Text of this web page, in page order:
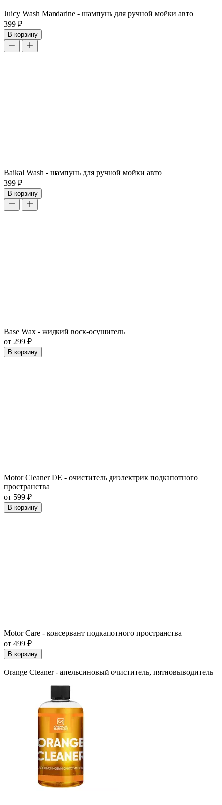
Juicy Wash Mandarine - шампунь для ручной мойки авто
399 ₽
В корзину
Baikal Wash - шампунь для ручной мойки авто
399 ₽
В корзину
Base Wax - жидкий воск-осушитель
от 299 ₽
В корзину
Motor Cleaner DE - очиститель диэлектрик подкапотного
пространства
от 599 ₽
В корзину
Motor Care - консервант подкапотного пространства
от 499 ₽
В корзину
Orange Cleaner - апельсиновый очиститель, пятновыводитель